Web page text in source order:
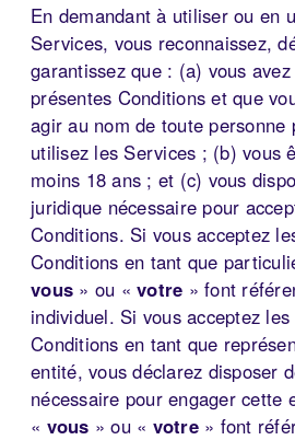
En demandant à utiliser ou en
Services, vous reconnaissez,
garantissez que : (a) vous
présentes Conditions et que
agir au nom de toute personne
utilisez les Services ; (b) vous
moins 18 ans ; et (c) vous
juridique nécessaire pour
Conditions. Si vous acceptez
Conditions en tant que
vous » ou « votre » font
individuel. Si vous acceptez
Conditions en tant que
entité, vous déclarez disposer
nécessaire pour engager cette
« vous » ou « votre» font